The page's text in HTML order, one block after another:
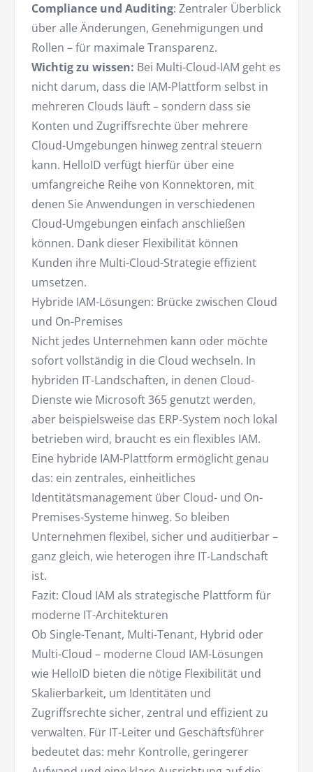
Compliance und Auditing: Zentraler Überblick
über alle Änderungen, Genehmigungen und
Rollen – für maximale Transparenz.
Wichtig zu wissen: Bei Multi-Cloud-IAM geht es
nicht darum, dass die IAM-Plattform selbst in
mehreren Clouds läuft – sondern dass sie
Konten und Zugriffsrechte über mehrere
Cloud-Umgebungen hinweg zentral steuern
kann. HelloID verfügt hierfür über eine
umfangreiche Reihe von Konnektoren, mit
denen Sie Anwendungen in verschiedenen
Cloud-Umgebungen einfach anschließen
können. Dank dieser Flexibilität können
Kunden ihre Multi-Cloud-Strategie effizient
umsetzen.
Hybride IAM-Lösungen: Brücke zwischen Cloud
und On-Premises
Nicht jedes Unternehmen kann oder möchte
sofort vollständig in die Cloud wechseln. In
hybriden IT-Landschaften, in denen Cloud-
Dienste wie Microsoft 365 genutzt werden,
aber beispielsweise das ERP-System noch lokal
betrieben wird, braucht es ein flexibles IAM.
Eine hybride IAM-Plattform ermöglicht genau
das: ein zentrales, einheitliches
Identitätsmanagement über Cloud- und On-
Premises-Systeme hinweg. So bleiben
Unternehmen flexibel, sicher und auditierbar –
ganz gleich, wie heterogen ihre IT-Landschaft
ist.
Fazit: Cloud IAM als strategische Plattform für
moderne IT-Architekturen
Ob Single-Tenant, Multi-Tenant, Hybrid oder
Multi-Cloud – moderne Cloud IAM-Lösungen
wie HelloID bieten die nötige Flexibilität und
Skalierbarkeit, um Identitäten und
Zugriffsrechte sicher, zentral und effizient zu
verwalten. Für IT-Leiter und Geschäftsführer
bedeutet das: mehr Kontrolle, geringerer